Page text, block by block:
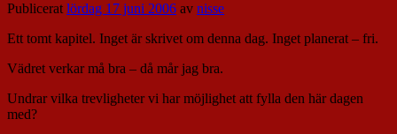
Publiceratlördag 17 juni 2006 av nisse
Ett tomt kapitel. Inget är skrivet om denna dag. Inget planerat – fri.
Vädret verkar må bra – då mår jag bra.
Undrar vilka trevligheter vi har möjlighet att fylla den här dagen
med?